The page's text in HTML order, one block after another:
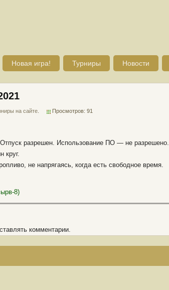
Новая игра! Турниры Новости
на сайте Просмотров: 91
разрешен. Использование ПО — не разрешено.
круг.
не напрягаясь, когда есть свободное время.
8)
комментарии.